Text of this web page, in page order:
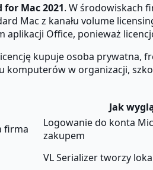
for Mac 2021. W środowiskach
Mac z kanału volume
Office, ponieważ
kupuje osoba
w organizacji,
Jak
firma
Logowanie do konta
zakupem
VL Serializer tworzy